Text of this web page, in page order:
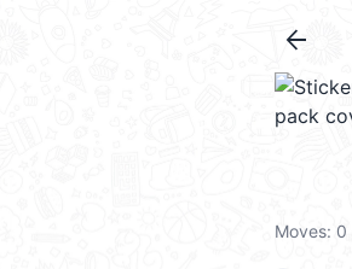
arrow_back
Moves: 0